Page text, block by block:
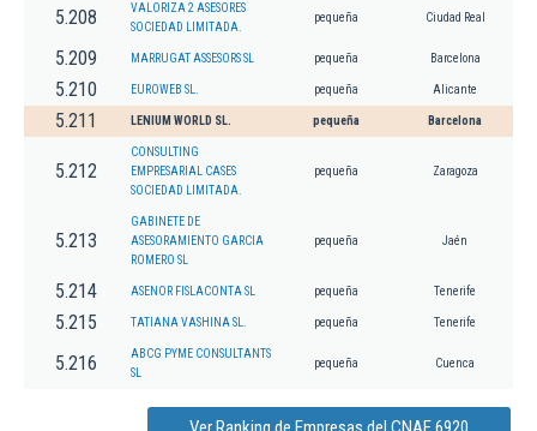
5.208
VALORIZA 2 ASESORES
SOCIEDAD LIMITADA.
pequeña Ciudad Real
5.209 MARRUGAT ASSESORS SL pequeña Barcelona
5.210 EUROWEB SL. pequeña Alicante
5.211 LENIUM WORLD SL. pequeña Barcelona
5.212
CONSULTING
EMPRESARIAL CASES
SOCIEDAD LIMITADA.
pequeña Zaragoza
5.213
GABINETE DE
ASESORAMIENTO GARCIA
ROMERO SL
pequeña Jaén
5.214 ASENOR FISLACONTA SL pequeña Tenerife
5.215 TATIANA VASHINA SL. pequeña Tenerife
5.216
ABCG PYME CONSULTANTS
SL
pequeña Cuenca